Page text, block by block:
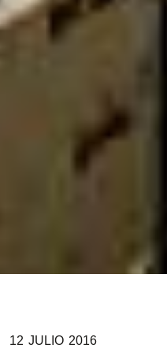
12 JULIO 2016